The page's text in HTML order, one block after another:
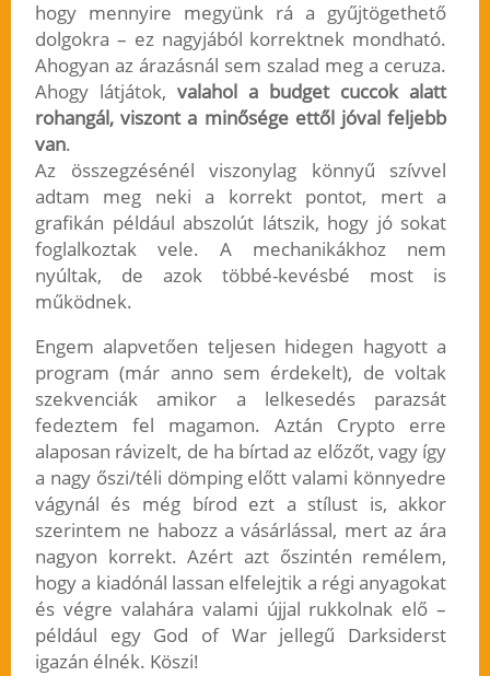
hogy mennyire megyünk rá a gyűjtögethető
dolgokra – ez nagyjából korrektnek mondható.
Ahogyan az árazásnál sem szalad meg a ceruza.
Ahogy látjátok,valahol a budget cuccok alatt
rohangál, viszont a minősége ettől jóval feljebb
van.
Az összegzésénél viszonylag könnyű szívvel
adtam meg neki a korrekt pontot, mert a
grafikán például abszolút látszik, hogy jó sokat
foglalkoztak vele. A mechanikákhoz nem
nyúltak, de azok többé-kevésbé most is
működnek.
Engem alapvetően teljesen hidegen hagyott a
program (már anno sem érdekelt), de voltak
szekvenciák amikor a lelkesedés parazsát
fedeztem fel magamon. Aztán Crypto erre
alaposan rávizelt, de ha bírtad az előzőt, vagy így
a nagy őszi/téli dömping előtt valami könnyedre
vágynál és még bírod ezt a stílust is, akkor
szerintem ne habozz a vásárlással, mert az ára
nagyon korrekt. Azért azt őszintén remélem,
hogy a kiadónál lassan elfelejtik a régi anyagokat
és végre valahára valami újjal rukkolnak elő –
például egy God of War jellegű Darksiderst
igazán élnék. Köszi!